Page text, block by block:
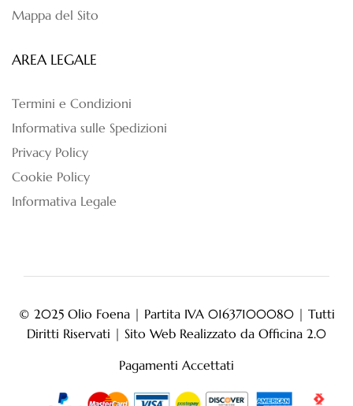
Mappa del Sito
AREA LEGALE
Termini e Condizioni
Informativa sulle Spedizioni
Privacy Policy
Cookie Policy
Informativa Legale
© 2025 Olio Foena | Partita IVA 01637100080 | Tutti
Diritti Riservati | Sito Web Realizzato da Officina 2.0
Pagamenti Accettati